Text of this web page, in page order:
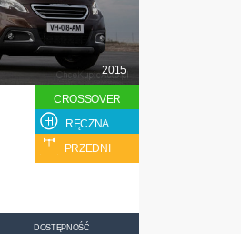
2015
CROSSOVER
RĘCZNA
PRZEDNI
DOSTĘPNOŚĆ